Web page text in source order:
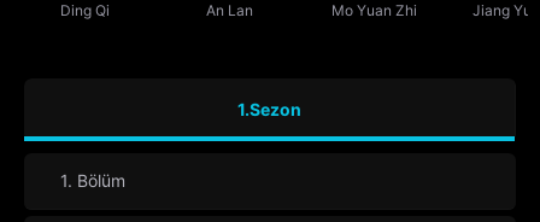
Ding Qi An Lan Mo Yuan Zhi Jiang Yu
1.Sezon
1. Bölüm